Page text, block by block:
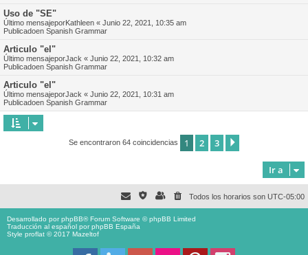
Uso de "SE"
Último mensajeporKathleen « Junio 22, 2021, 10:35 am
Publicadoen Spanish Grammar
Articulo "el"
Último mensajeporJack « Junio 22, 2021, 10:32 am
Publicadoen Spanish Grammar
Articulo "el"
Último mensajeporJack « Junio 22, 2021, 10:31 am
Publicadoen Spanish Grammar
Se encontraron 64 coincidencias 1 2 3
Ir a
Todos los horarios son UTC-05:00
Desarrollado porphpBB® Forum Software © phpBB Limited
Traducción al español porphpBB España
Style proflat © 2017 Mazeltof